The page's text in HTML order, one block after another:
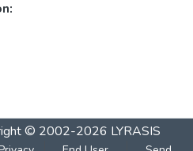
© 2002-2026 LYRASIS